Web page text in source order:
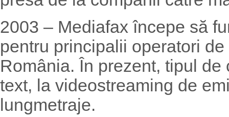
2003 – Mediafax începe să
pentru principalii operatori
România. În prezent, tipul
text, la videostreaming de
lungmetraje.